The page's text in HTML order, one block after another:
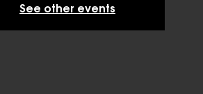
See other events